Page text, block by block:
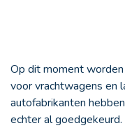
Op dit moment
voor vrachtwagens en
autofabrikanten
echter al goedgekeurd.